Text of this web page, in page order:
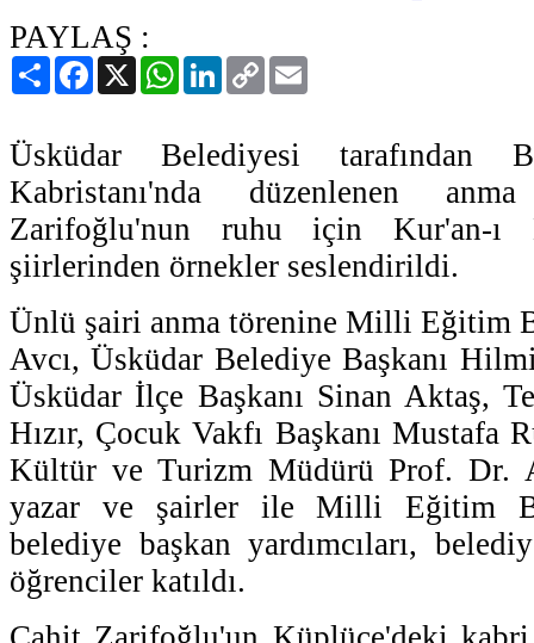
PAYLAŞ :
PaylaşFacebook
X WhatsAppLinkedIn
Copy
Link
Üsküdar Belediyesi tarafından
Kabristanı'nda düzenlenen
Zarifoğlu'nun ruhu için Kur'an-
şiirlerinden örnekler seslendirildi.
Ünlü şairi anma törenine Milli Eğitim
Avcı, Üsküdar Belediye Başkanı
Üsküdar İlçe Başkanı Sinan Aktaş,
Hızır, Çocuk Vakfı Başkanı
Kültür ve Turizm Müdürü Prof. Dr.
yazar ve şairler ile Milli Eğitim
belediye başkan yardımcıları,
öğrenciler katıldı.